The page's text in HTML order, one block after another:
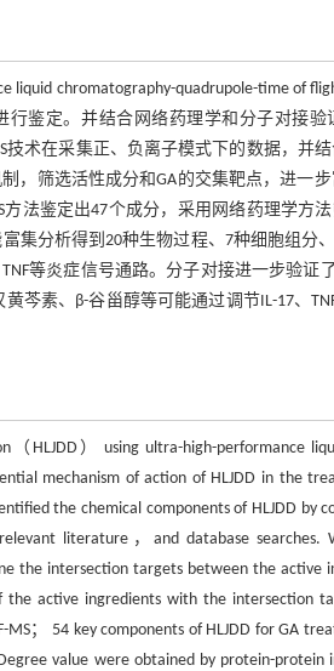
chromatography-quadrupole-time of
行鉴定。并结合网络药理学和分子对接
技术在采集正、负离子模式下的数据，并
，筛选活性成分和GA的交集靶点，进一
法鉴定出47个成分，采用网络药理学方
集分析得到20种生物过程、7种细胞组分
等炎症信号通路。分子对接进一步验证
芩素、β-谷甾醇等可能通过调节IL-17、
（HLJDD） using ultra-high-performance
mechanism of action of HLJDD in the
the chemical components of HLJDD by
literature，and database searches.
the intersection targets between the active
active ingredients with the intersection
； 54 key components of HLJDD for GA
value were obtained by protein-protein